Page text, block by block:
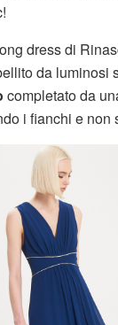
dress di
da luminosi
completato da
i fianchi e non